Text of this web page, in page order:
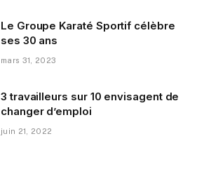
Le Groupe Karaté Sportif célèbre
ses 30 ans
mars 31, 2023
3 travailleurs sur 10 envisagent de
changer d’emploi
juin 21, 2022